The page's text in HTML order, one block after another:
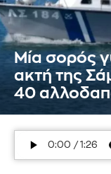
Μία σορός
ακτή της
40